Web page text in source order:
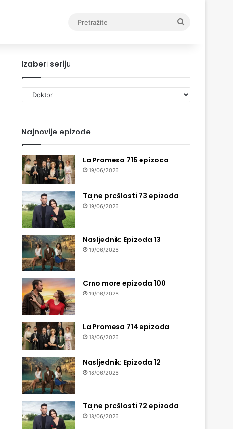
Izaberi seriju
Izaberi
seriju
Najnovije epizode
La Promesa 715 epizoda
19/06/2026
Tajne prošlosti 73 epizoda
19/06/2026
Nasljednik: Epizoda 13
19/06/2026
Crno more epizoda 100
19/06/2026
La Promesa 714 epizoda
18/06/2026
Nasljednik: Epizoda 12
18/06/2026
Tajne prošlosti 72 epizoda
18/06/2026